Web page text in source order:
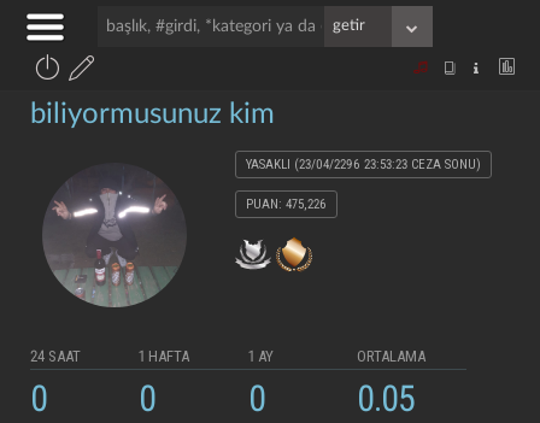
biliyormusunuz kim
YASAKLI (23/04/2296 23:53:23 CEZA SONU)
PUAN: 475,226
24 SAAT
0
1 HAFTA
0
1 AY
0
ORTALAMA
0.05